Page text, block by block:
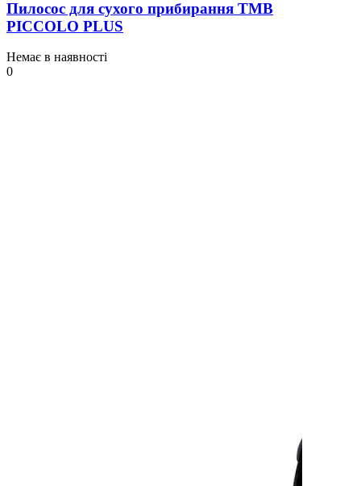
Пилосос для сухого прибирання TMB
PICCOLO PLUS
Немає в наявності
0